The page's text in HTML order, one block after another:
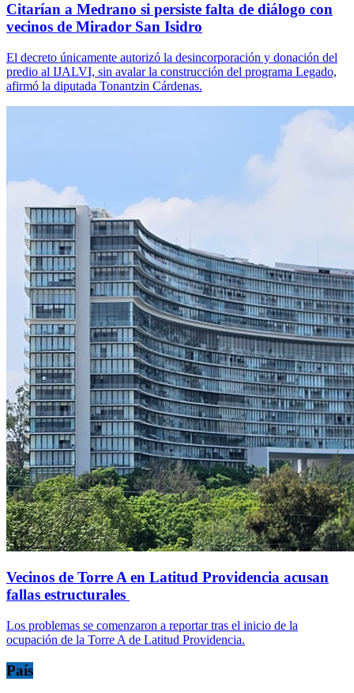
Citarían a Medrano si persiste falta de diálogo con
vecinos de Mirador San Isidro
El decreto únicamente autorizó la desincorporación y donación del
predio al IJALVI, sin avalar la construcción del programa Legado,
afirmó la diputada Tonantzin Cárdenas.
Vecinos de Torre A en Latitud Providencia acusan
fallas estructurales
Los problemas se comenzaron a reportar tras el inicio de la
ocupación de la Torre A de Latitud Providencia.
País